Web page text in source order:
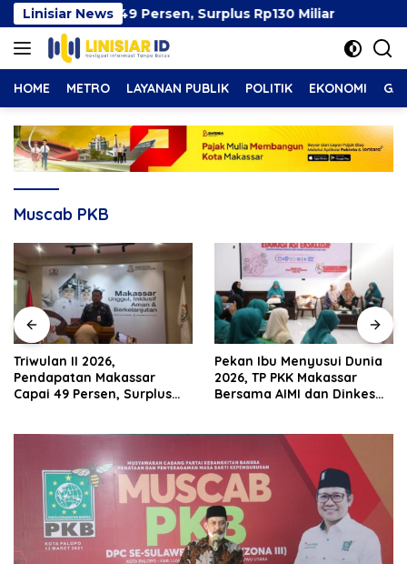
Langsung
ke
konten
Linisiar News
Capai 49 Persen, Surplus Rp130 Miliar
HOME METRO LAYANAN PUBLIK POLITIK EKONOMI
Muscab PKB
Pekan Ibu Menyusui Dunia
2026, TP PKK Makassar
Bersama AIMI dan Dinkes
Pemkot Makassar Pastikan
PSEL Tetap Berjalan,
Penetapan Lokasi Masih